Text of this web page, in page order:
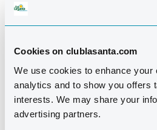
Cookies on clublasanta.com
We use cookies to enhance your
analytics and to show you offers
interests. We may share your
advertising partners.
sobre nuestros viajes en grupo
nuestra oficina de ventas.
entrenamiento.
LEER MÁS